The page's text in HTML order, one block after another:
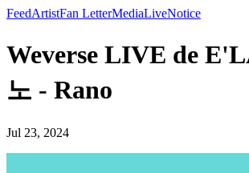
FeedArtistFan LetterMediaLiveNotice
Weverse LIVE de
노 - Rano
Jul 23, 2024